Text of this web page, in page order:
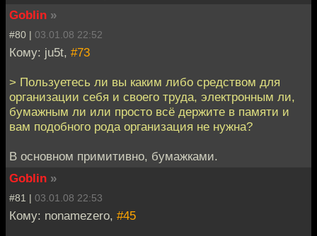
Goblin »
#80 | 03.01.08 22:52
Кому: ju5t, #73
> Пользуетесь ли вы каким либо средством для
организации себя и своего труда, электронным ли,
бумажным ли или просто всё держите в памяти и
вам подобного рода организация не нужна?
В основном примитивно, бумажками.
Goblin »
#81 | 03.01.08 22:53
Кому: nonamezero, #45